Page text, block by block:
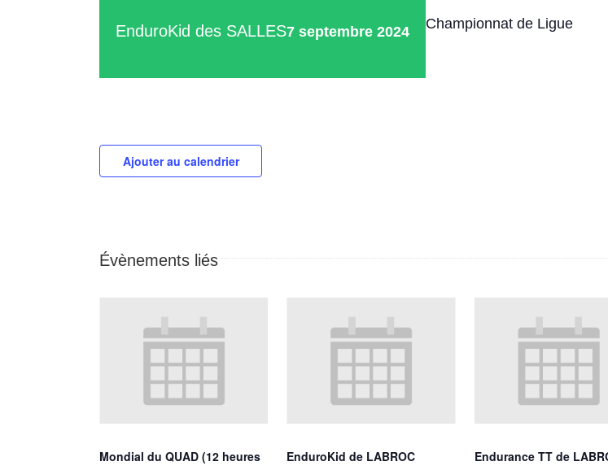
EnduroKid des SALLES7 septembre 2024 Championnat de Ligue
Ajouter au calendrier
Évènements liés
Mondial du QUAD (12 heures
EnduroKid de LABROC Endurance TT de